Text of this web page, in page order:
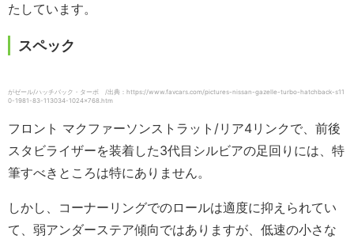
たしています。
スペック
がゼール/ハッチバック・ターボ /出典：https://www.favcars.com/pictures-nissan-gazelle-turbo-hatchback-s11
0-1981-83-113034-1024×768.htm
フロント マクファーソンストラット/リア4リンクで、前後
スタビライザーを装着した3代目シルビアの足回りには、特
筆すべきところは特にありません。
しかし、コーナーリングでのロールは適度に抑えられてい
て、弱アンダーステア傾向ではありますが、低速の小さな